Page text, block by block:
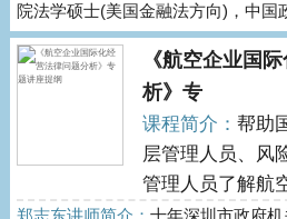
院法学硕士(美国金融法方向)，中国
《航空企业国
析》专
课程简介：帮助
层管理人员、风
管理人员了解航